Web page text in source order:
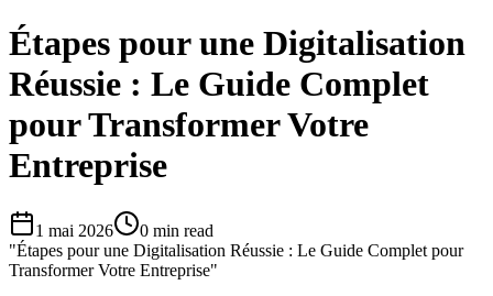
Étapes pour une Digitalisation
Réussie : Le Guide Complet
pour Transformer Votre
Entreprise
1 mai 2026 0 min read
"Étapes pour une Digitalisation Réussie : Le Guide Complet pour
Transformer Votre Entreprise"